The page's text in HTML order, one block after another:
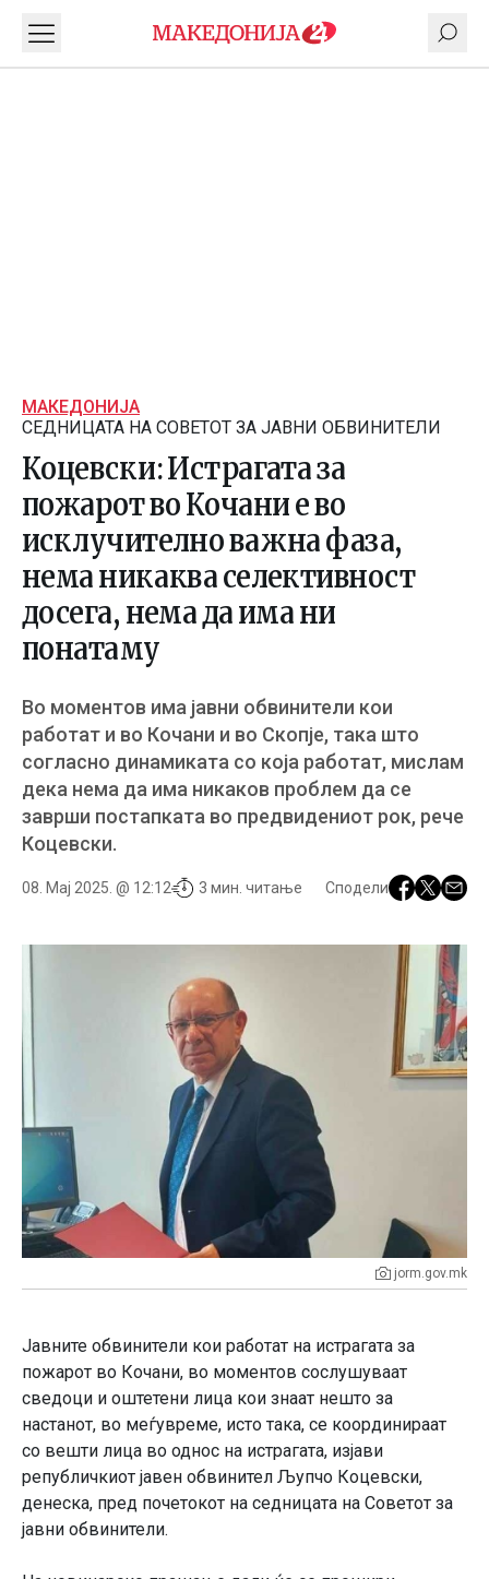
МАКЕДОНИЈА
СЕДНИЦАТА НА СОВЕТОТ ЗА ЈАВНИ ОБВИНИТЕЛИ
Коцевски: Истрагата за
пожарот во Кочани е во
исклучително важна фаза,
нема никаква селективност
досега, нема да има ни
понатаму
Во моментов има јавни обвинители кои
работат и во Кочани и во Скопје, така што
согласно динамиката со која работат, мислам
дека нема да има никаков проблем да се
заврши постапката во предвидениот рок, рече
Коцевски.
08. Мај 2025. @ 12:12 3 мин. читање Сподели
jorm.gov.mk
Јавните обвинители кои работат на истрагата за
пожарот во Кочани, во моментов сослушуваат
сведоци и оштетени лица кои знаат нешто за
настанот, во меѓувреме, исто така, се координираат
со вешти лица во однос на истрагата, изјави
републичкиот јавен обвинител Љупчо Коцевски,
денеска, пред почетокот на седницата на Советот за
јавни обвинители.